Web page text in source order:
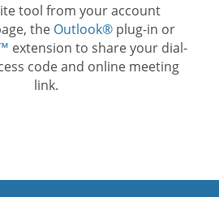
tool from your account
the Outlook® plug-in or
extension to share your dial-
code and online meeting
link.